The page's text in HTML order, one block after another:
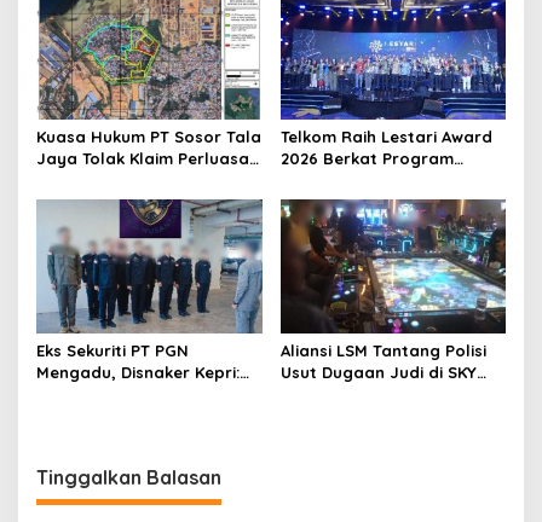
Kuasa Hukum PT Sosor Tala
Jaya Tolak Klaim Perluasan
Telkom Raih Lestari Award
2026 Berkat Program
Digital
Eks Sekuriti PT PGN
Mengadu, Disnaker Kepri:
Aliansi LSM Tantang Polisi
Usut Dugaan Judi di SKY
Tinggalkan Balasan